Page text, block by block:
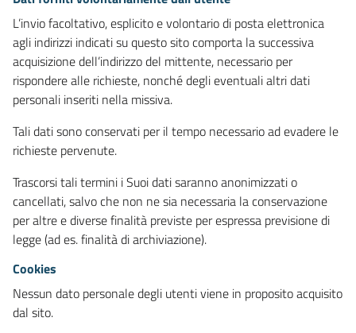
L’invio facoltativo, esplicito e volontario di posta elettronica
agli indirizzi indicati su questo sito comporta la successiva
acquisizione dell’indirizzo del mittente, necessario per
rispondere alle richieste, nonché degli eventuali altri dati
personali inseriti nella missiva.
Tali dati sono conservati per il tempo necessario ad evadere le
richieste pervenute.
Trascorsi tali termini i Suoi dati saranno anonimizzati o
cancellati, salvo che non ne sia necessaria la conservazione
per altre e diverse finalità previste per espressa previsione di
legge (ad es. finalità di archiviazione).
Cookies
Nessun dato personale degli utenti viene in proposito acquisito
dal sito.